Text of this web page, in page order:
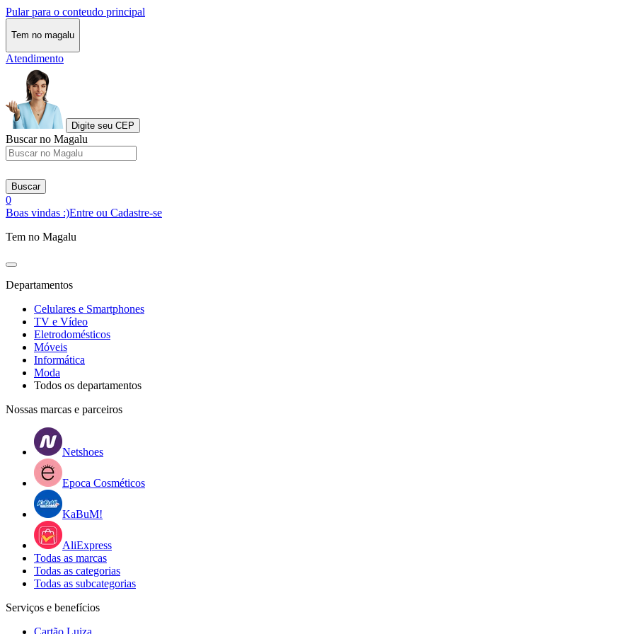
Pular para o conteudo principal
Tem no magalu
Atendimento
Digite seu CEP
Buscar no Magalu
Buscar
0
Boas vindas :)Entre ou Cadastre-se
Tem no Magalu
Departamentos
Celulares e Smartphones
TV e Vídeo
Eletrodomésticos
Móveis
Informática
Moda
Todos os departamentos
Nossas marcas e parceiros
Netshoes
Epoca Cosméticos
KaBuM!
AliExpress
Todas as marcas
Todas as categorias
Todas as subcategorias
Serviços e benefícios
Cartão Luiza